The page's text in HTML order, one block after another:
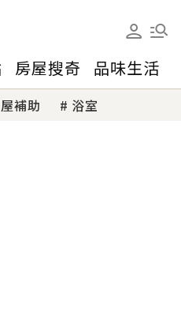
房屋搜奇 品味生活
補助 浴室